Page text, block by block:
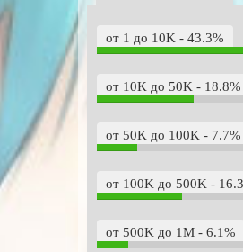
от 1 до 10K - 43.3%
от 10K до 50K - 18.8%
от 50K до 100K - 7.7%
от 100K до 500K -
от 500K до 1M - 6.1%